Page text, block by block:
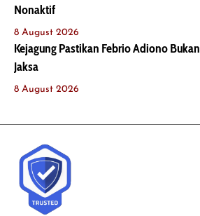
Nonaktif
8 August 2026
Kejagung Pastikan Febrio Adiono Bukan
Jaksa
8 August 2026